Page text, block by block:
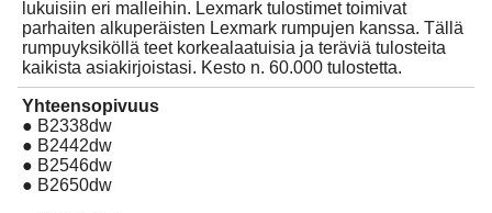
lukuisiin eri malleihin. Lexmark tulostimet toimivat
parhaiten alkuperäisten Lexmark rumpujen kanssa. Tällä
rumpuyksiköllä teet korkealaatuisia ja teräviä tulosteita
kaikista asiakirjoistasi. Kesto n. 60.000 tulostetta.
Yhteensopivuus
● B2338dw
● B2442dw
● B2546dw
● B2650dw